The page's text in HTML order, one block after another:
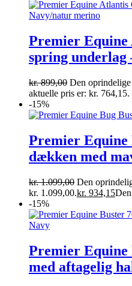
Premier
spring underlag
kr.899,00 Den
aktuelle pris er: kr. 764,15.
-15%
Premier Equine
dækken med
kr.1.099,00 Den
kr. 1.099,00.kr. 934,15
-15%
Premier Equine
med aftagelig